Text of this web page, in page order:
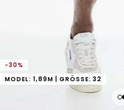
-30%
MODEL: 1,89M | GRÖSSE: 32